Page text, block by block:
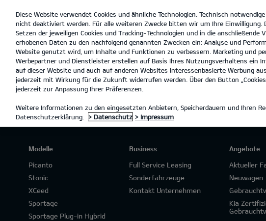
open
menu
ahg
PROBEFAHRT
Modelle
Picanto
Stonic
XCeed
Sportage
Sportage Plug-in Hybrid
Business
Full Service Leasing
Sonderfahrzeuge
Kontakt Unternehmen
Angebote
Aktueller
Neuwagen
Kia
Diese Website verwendet Cookies und ähnliche Technologien. Technisch
nicht deaktiviert werden. Für alle weiteren Zwecke bitten wir um Ihre Einwilligung.
Setzen der jeweiligen Cookies und Tracking-Technologien und in die anschließende
erhobenen Daten zu den nachfolgend genannten Zwecken ein: Analyse und
Website genutzt wird, um Inhalte und Funktionen zu verbessern. Marketing und
Werbepartner und Dienstleister erstellen auf Basis Ihres Nutzungsverhaltens ein
auf dieser Website und auch auf anderen Websites interessenbasierte Werbung
jederzeit mit Wirkung für die Zukunft widerrufen werden. Über den Button
jederzeit zur Anpassung Ihrer Präferenzen.
Weitere Informationen zu den eingesetzten Anbietern, Speicherdauern und Ihren
Datenschutzerklärung.
> Datenschutz > Impressum